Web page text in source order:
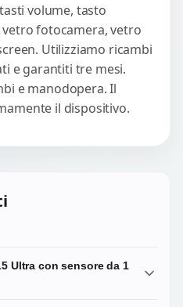
volume, tasto
fotocamera, vetro
Utilizziamo ricambi
e garantiti tre mesi.
e manodopera. Il
il dispositivo.
Ultra con sensore da 1